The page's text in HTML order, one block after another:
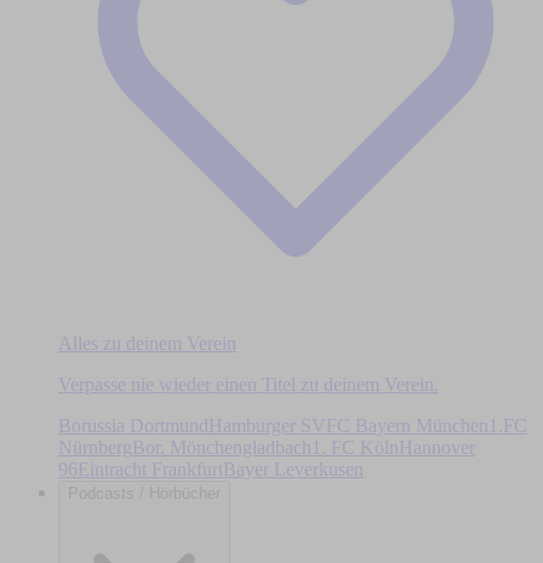
Alles zu deinem Verein
Verpasse nie wieder einen Titel zu deinem Verein.
Borussia DortmundHamburger SV FC Bayern München
1.FC
Nürnberg Bor. Mönchengladbach 1. FC Köln
Hannover
96Eintracht Frankfurt Bayer Leverkusen
Podcasts / Hörbücher